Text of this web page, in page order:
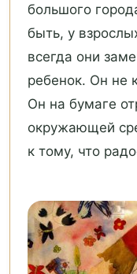
большого
быть, у
всегда они
ребенок. Он не
Он на бумаге
окружающей
к тому, что